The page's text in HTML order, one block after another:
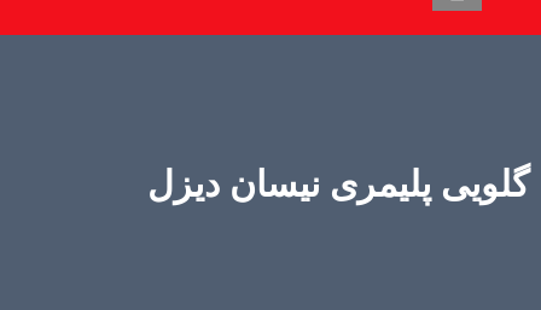
گلویی پلیمری نیسان دیزل